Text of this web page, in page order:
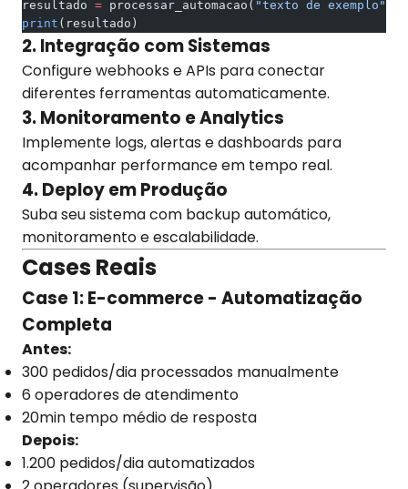
resultado = processar_automacao( "texto de exemplo"
print (resultado)
2. Integração com Sistemas
Configure webhooks e APIs para conectar
diferentes ferramentas automaticamente.
3. Monitoramento e Analytics
Implemente logs, alertas e dashboards para
acompanhar performance em tempo real.
4. Deploy em Produção
Suba seu sistema com backup automático,
monitoramento e escalabilidade.
Cases Reais
Case 1: E-commerce - Automatização
Completa
Antes:
300 pedidos/dia processados manualmente
6 operadores de atendimento
20min tempo médio de resposta
Depois:
1.200 pedidos/dia automatizados